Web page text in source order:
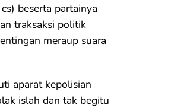
beserta partainya
traksaksi politik
meraup suara
aparat kepolisian
islah dan tak begitu